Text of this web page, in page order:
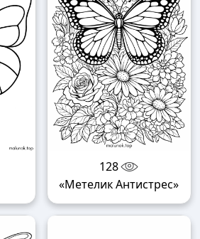
128
«Метелик Антистрес»